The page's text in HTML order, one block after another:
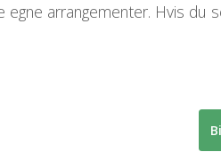
egne arrangementer. Hvis du